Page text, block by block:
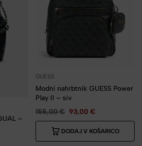
GUESS
Modni nahrbtnik GUESS Power
Play II – siv
155,00€ 93,00 €
DODAJ V KOŠARICO